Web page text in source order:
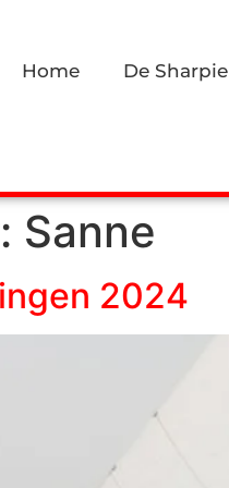
Home De Sharpie
Sanne
2024